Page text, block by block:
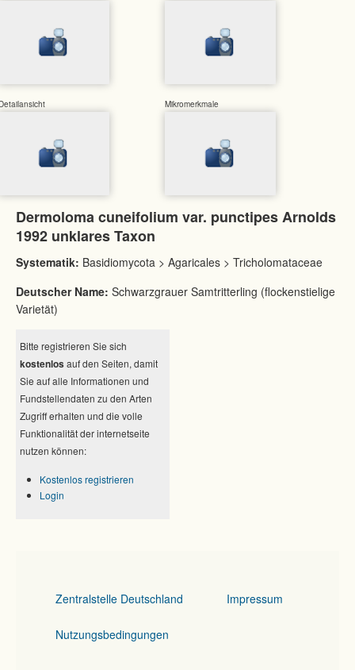
Mikromerkmale
Dermoloma cuneifolium var. punctipes Arnolds
1992 unklares Taxon
Systematik: Basidiomycota > Agaricales > Tricholomataceae
Deutscher Name: Schwarzgrauer Samtritterling (flockenstielige
Varietät)
Bitte registrieren Sie sich
kostenlos auf den Seiten, damit
Sie auf alle Informationen und
Fundstellendaten zu den Arten
Zugriff erhalten und die volle
Funktionalität der internetseite
nutzen können:
Kostenlos registrieren
Login
Zentralstelle Deutschland Impressum
Nutzungsbedingungen